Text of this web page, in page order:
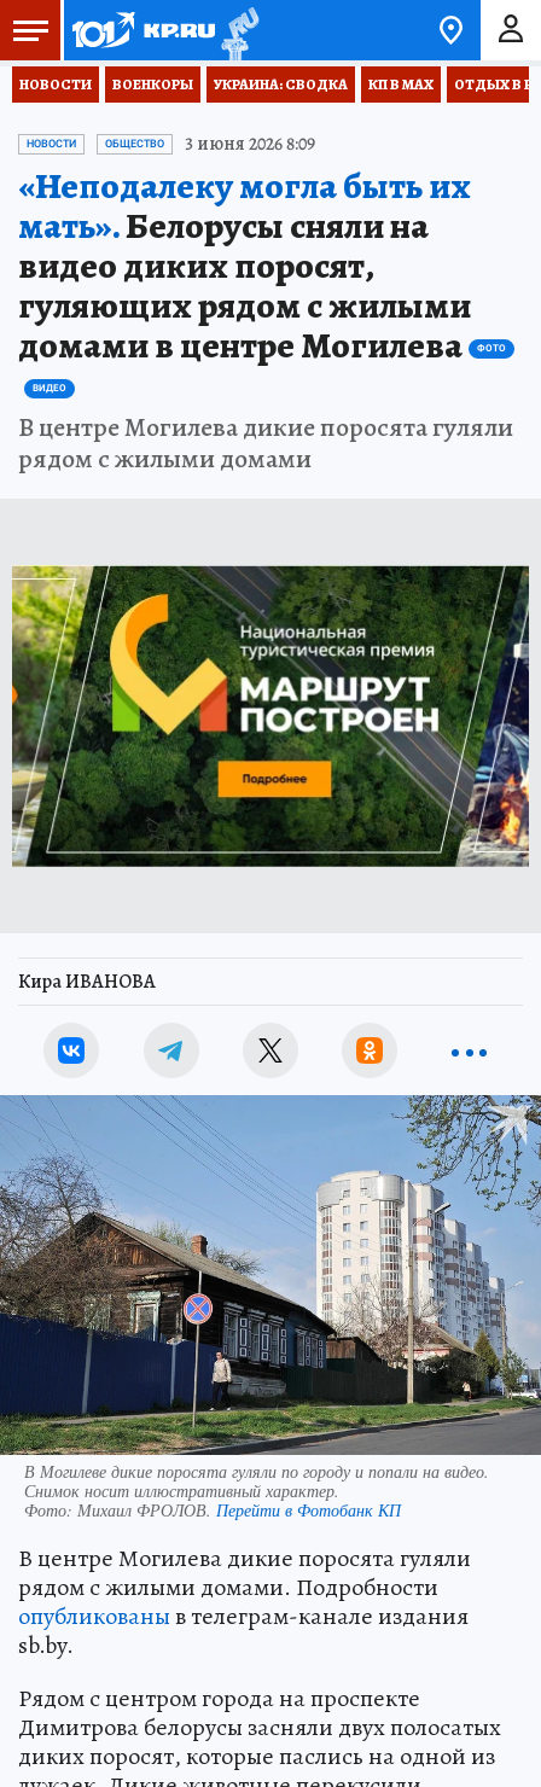
НОВОСТИ ВОЕНКОРЫ УКРАИНА: СВОДКА КП В МАХ ОТДЫХ В
НОВОСТИ ОБЩЕСТВО 3 июня 2026 8:09
«Неподалеку могла быть их
мать».Белорусы сняли на
видео диких поросят,
гуляющих рядом с жилыми
домами в центре Могилева
ФОТО
ВИДЕО
В центре Могилева дикие поросята гуляли
рядом с жилыми домами
Кира ИВАНОВА
В Могилеве дикие поросята гуляли по городу и попали на видео.
Снимок носит иллюстративный характер.
Фото: Михаил ФРОЛОВ. Перейти в Фотобанк КП
В центре Могилева дикие поросята гуляли
рядом с жилыми домами. Подробности
опубликованыв телеграм-канале издания
sb.by.
Рядом с центром города на проспекте
Димитрова белорусы засняли двух полосатых
диких поросят, которые паслись на одной из